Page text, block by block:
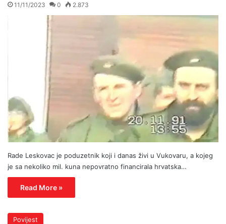
11/11/2023 0 2.873
Rade Leskovac je poduzetnik koji i danas živi u Vukovaru, a kojeg
je sa nekoliko mil. kuna nepovratno financirala hrvatska…
Read More »
Povijest